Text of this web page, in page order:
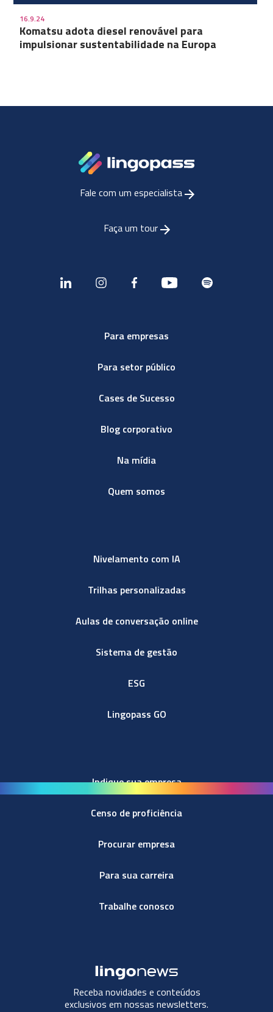
16.9.24
Komatsu adota diesel renovável para
impulsionar sustentabilidade na Europa
Fale com um especialista
Faça um tour
Para empresas
Para setor público
Cases de Sucesso
Blog corporativo
Na mídia
Quem somos
Nivelamento com IA
Trilhas personalizadas
Aulas de conversação online
Sistema de gestão
ESG
Lingopass GO
Indique sua empresa
Censo de proficiência
Procurar empresa
Para sua carreira
Trabalhe conosco
Receba novidades e conteúdos
exclusivos em nossas newsletters.